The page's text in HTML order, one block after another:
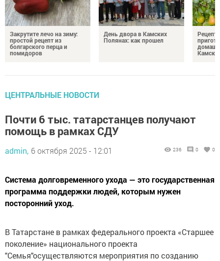
Закрутите лечо на зиму:
простой рецепт из
болгарского перца и
помидоров
День двора в Камских
Полянах: как прошел
ЦЕНТРАЛЬНЫЕ НОВОСТИ
Почти 6 тыс. татарстанцев получают
помощь в рамках СДУ
admin, 6 октября 2025 - 12:01 236 0 0
Система долговременного ухода — это государственная
программа поддержки людей, которым нужен
посторонний уход.
В Татарстане в рамках федерального проекта «Старшее
поколение» национального проекта
"Семья"осуществляются мероприятия по созданию